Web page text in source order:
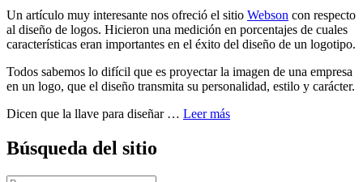
Un artículo muy interesante nos ofreció el sitio Webson con respecto
al diseño de logos. Hicieron una medición en porcentajes de cuales
características eran importantes en el éxito del diseño de un logotipo.
Todos sabemos lo difícil que es proyectar la imagen de una empresa
en un logo, que el diseño transmita su personalidad, estilo y carácter.
Dicen que la llave para diseñar … Leer más
Búsqueda del sitio